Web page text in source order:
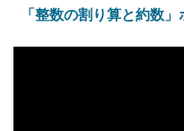
「整数の割り算と約数